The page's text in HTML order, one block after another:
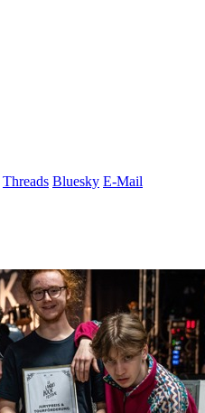
Threads Bluesky E-Mail